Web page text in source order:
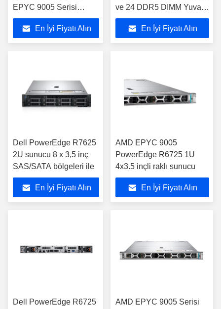
EPYC 9005 Serisi
İşlemci ile
En İyi Fiyatı Alın
ve 24 DDR5 DIMM Yuvası
ile
En İyi Fiyatı Alın
Dell PowerEdge R7625
2U sunucu 8 x 3,5 inç
SAS/SATA bölgeleri ile
En İyi Fiyatı Alın
AMD EPYC 9005
PowerEdge R6725 1U
4x3.5 inçli raklı sunucu
En İyi Fiyatı Alın
Dell PowerEdge R6725
AMD EPYC 9005 Serisi